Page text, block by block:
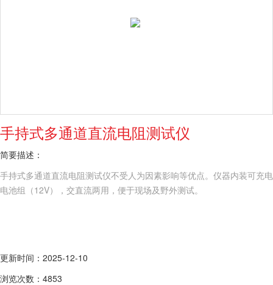
手持式多通道直流电阻测试仪
简要描述：
手持式多通道直流电阻测试仪不受人为因素影响等优点。仪器内装可充电
电池组（12V），交直流两用，便于现场及野外测试。
更新时间：2025-12-10
浏览次数：4853